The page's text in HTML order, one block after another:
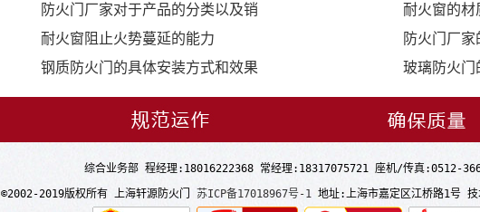
防火门厂家对于产品的分类以及销
耐火窗的材
耐火窗阻止火势蔓延的能力
防火门厂家
钢质防火门的具体安装方式和效果
玻璃防火门
综合业务部 程经理:18016222368 常经理:18317075721 座机/传真:0512-
©2002-2019版权所有 上海轩源防火门
苏ICP备17018967号-1地址:上海市嘉定区江桥路1号 技